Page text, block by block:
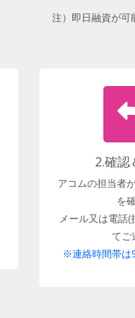
注）即日融資が可
2.確認
アコムの担当者
を
メール又は電話
てご
※連絡時間帯は